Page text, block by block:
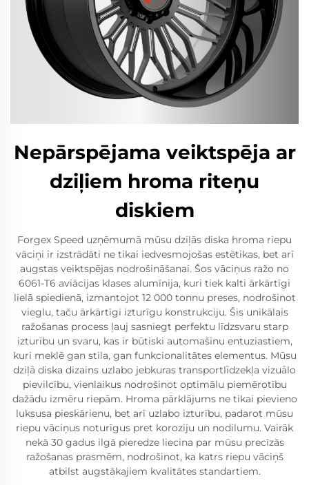
Nepārspējama veiktspēja ar
dziļiem hroma riteņu
diskiem
Forgex Speed uzņēmumā mūsu dziļās diska hroma riepu
vāciņi ir izstrādāti ne tikai iedvesmojošas estētikas, bet arī
augstas veiktspējas nodrošināšanai. Šos vāciņus ražo no
6061-T6 aviācijas klases alumīnija, kuri tiek kalti ārkārtīgi
lielā spiedienā, izmantojot 12 000 tonnu preses, nodrošinot
vieglu, taču ārkārtīgi izturīgu konstrukciju. Šis unikālais
ražošanas process ļauj sasniegt perfektu līdzsvaru starp
izturību un svaru, kas ir būtiski automašīnu entuziastiem,
kuri meklē gan stila, gan funkcionalitātes elementus. Mūsu
dziļā diska dizains uzlabo jebkuras transportlīdzekļa vizuālo
pievilcību, vienlaikus nodrošinot optimālu piemērotību
dažādu izmēru riepām. Hroma pārklājums ne tikai pievieno
luksusa pieskārienu, bet arī uzlabo izturību, padarot mūsu
riepu vāciņus noturīgus pret koroziju un nodilumu. Vairāk
nekā 30 gadus ilgā pieredze liecina par mūsu precīzās
ražošanas prasmēm, nodrošinot, ka katrs riepu vāciņš
atbilst augstākajiem kvalitātes standartiem.